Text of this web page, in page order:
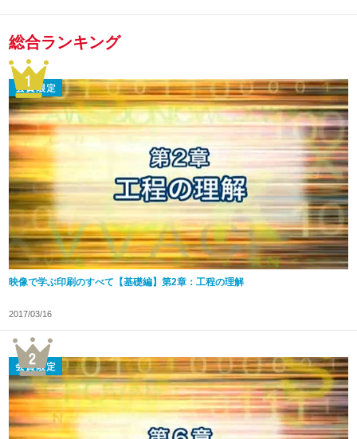
総合ランキング
映像で学ぶ印刷のすべて【基礎編】第2章：工程の理解
2017/03/16